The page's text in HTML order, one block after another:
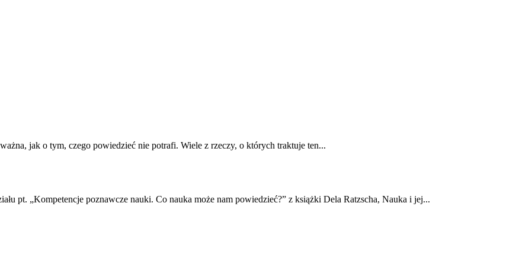
jak o tym, czego powiedzieć nie potrafi. Wiele z rzeczy, o których traktuje ten...
pt. „Kompetencje poznawcze nauki. Co nauka może nam powiedzieć?” z książki Dela Ratzscha, Nauka i jej...